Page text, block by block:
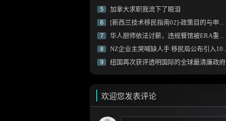
5 加拿大求职我流下了眼泪
6 [新西兰技术移民指南02]-政策目的与申请详细流程
7 华人厨师依法讨薪，违规餐馆被ERA重罚两万
8 NZ企业主哭喊缺人手 移民局公布引入10万人定居计划
9 纽国再次获评透明国际的全球最清廉政府
欢迎您发表评论